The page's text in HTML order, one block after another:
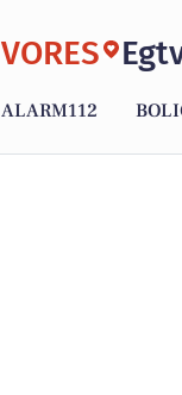
VORES
ALARM112